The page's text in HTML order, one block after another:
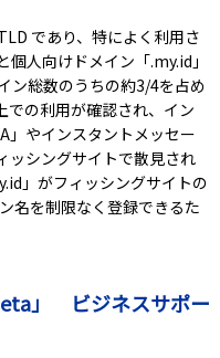
であり、特によく利用さ
人向けドメイン「.my.id」
ン総数のうちの約3/4を占め
での利用が確認され、イン
」やインスタントメッセー
シングサイトで散見され
」がフィッシングサイトの
名を制限なく登録できるた
」 ビジネスサポー